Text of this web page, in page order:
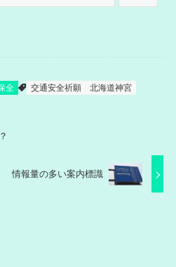
全 交通安全祈願 北海道神宮
情報量の多い案内標識